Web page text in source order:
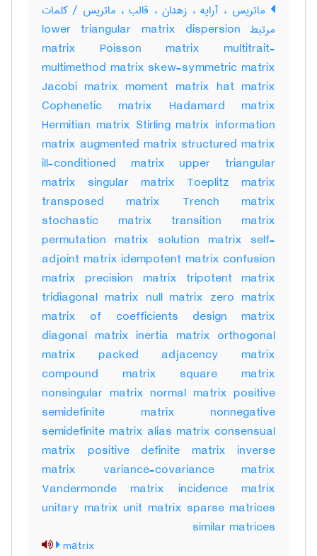
ماتریس ، آرایه ، زهدان ، قالب ، ماتریس / کلمات
مرتبط lower triangular matrix dispersion
matrix Poisson matrix multitrait-
multimethod matrix skew-symmetric matrix
Jacobi matrix moment matrix hat matrix
Cophenetic matrix Hadamard matrix
Hermitian matrix Stirling matrix information
matrix augmented matrix structured matrix
ill-conditioned matrix upper triangular
matrix singular matrix Toeplitz matrix
transposed matrix Trench matrix
stochastic matrix transition matrix
permutation matrix solution matrix self-
adjoint matrix idempotent matrix confusion
matrix precision matrix tripotent matrix
tridiagonal matrix null matrix zero matrix
matrix of coefficients design matrix
diagonal matrix inertia matrix orthogonal
matrix packed adjacency matrix
compound matrix square matrix
nonsingular matrix normal matrix positive
semidefinite matrix nonnegative
semidefinite matrix alias matrix consensual
matrix positive definite matrix inverse
matrix variance-covariance matrix
Vandermonde matrix incidence matrix
unitary matrix unit matrix sparse matrices
similar matrices
matrix